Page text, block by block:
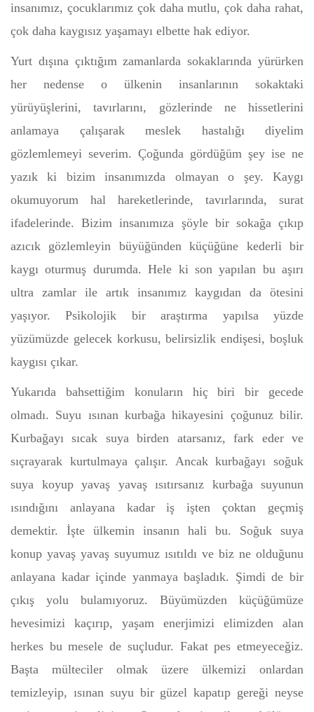
insanımız, çocuklarımız çok daha mutlu, çok daha rahat,
çok daha kaygısız yaşamayı elbette hak ediyor.
Yurt dışına çıktığım zamanlarda sokaklarında yürürken
her nedense o ülkenin insanlarının sokaktaki
yürüyüşlerini, tavırlarını, gözlerinde ne hissetlerini
anlamaya çalışarak meslek hastalığı diyelim
gözlemlemeyi severim. Çoğunda gördüğüm şey ise ne
yazık ki bizim insanımızda olmayan o şey. Kaygı
okumuyorum hal hareketlerinde, tavırlarında, surat
ifadelerinde. Bizim insanımıza şöyle bir sokağa çıkıp
azıcık gözlemleyin büyüğünden küçüğüne kederli bir
kaygı oturmuş durumda. Hele ki son yapılan bu aşırı
ultra zamlar ile artık insanımız kaygıdan da ötesini
yaşıyor. Psikolojik bir araştırma yapılsa yüzde
yüzümüzde gelecek korkusu, belirsizlik endişesi, boşluk
kaygısı çıkar.
Yukarıda bahsettiğim konuların hiç biri bir gecede
olmadı. Suyu ısınan kurbağa hikayesini çoğunuz bilir.
Kurbağayı sıcak suya birden atarsanız, fark eder ve
sıçrayarak kurtulmaya çalışır. Ancak kurbağayı soğuk
suya koyup yavaş yavaş ısıtırsanız kurbağa suyunun
ısındığını anlayana kadar iş işten çoktan geçmiş
demektir. İşte ülkemin insanın hali bu. Soğuk suya
konup yavaş yavaş suyumuz ısıtıldı ve biz ne olduğunu
anlayana kadar içinde yanmaya başladık. Şimdi de bir
çıkış yolu bulamıyoruz. Büyümüzden küçüğümüze
hevesimizi kaçırıp, yaşam enerjimizi elimizden alan
herkes bu mesele de suçludur. Fakat pes etmeyeceğiz.
Başta mülteciler olmak üzere ülkemizi onlardan
temizleyip, ısınan suyu bir güzel kapatıp gereği neyse